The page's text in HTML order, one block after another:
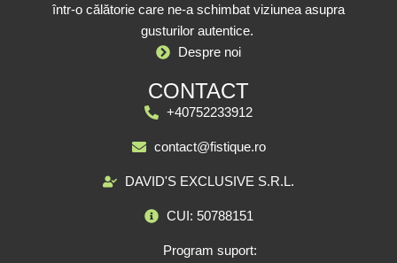
într-o călătorie care ne-a schimbat viziunea asupra
gusturilor autentice.
Despre noi
CONTACT
+40752233912
contact@fistique.ro
DAVID'S EXCLUSIVE S.R.L.
CUI: 50788151
Program suport: